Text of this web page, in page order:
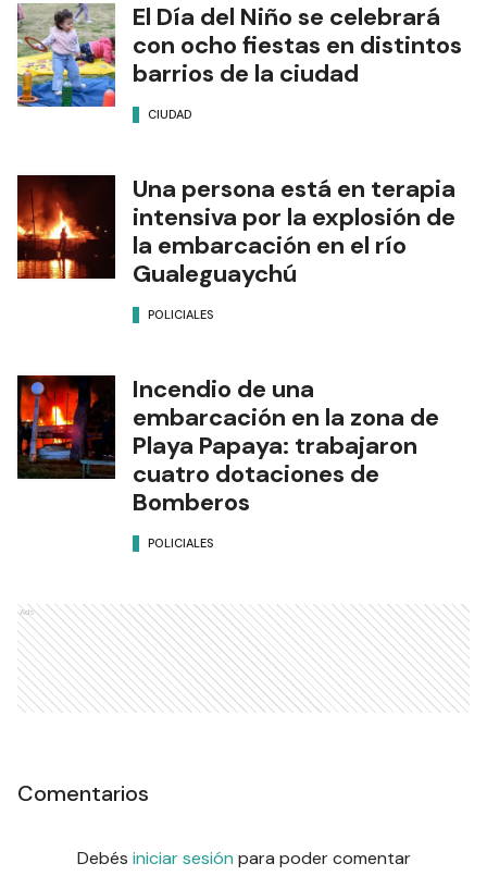
El Día del Niño se celebrará
con ocho fiestas en distintos
barrios de la ciudad
CIUDAD
Una persona está en terapia
intensiva por la explosión de
la embarcación en el río
Gualeguaychú
POLICIALES
Incendio de una
embarcación en la zona de
Playa Papaya: trabajaron
cuatro dotaciones de
Bomberos
POLICIALES
Ads
Comentarios
Debés iniciar sesión para poder comentar